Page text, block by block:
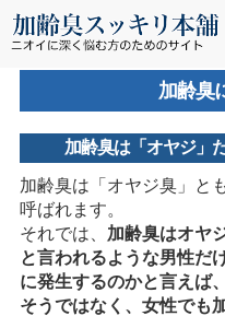
加齢臭
加齢臭は「オヤジ」
加齢臭は「オヤジ臭」と
呼ばれます。
それでは、 加齢臭はオヤ
と言われるような男性だ
に発生するのかと言えば、
そうではなく、女性でも